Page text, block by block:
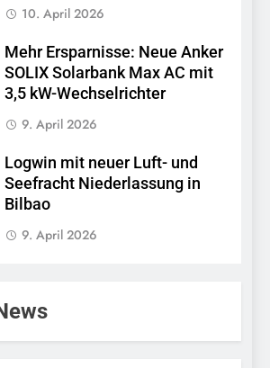
10. April 2026
Mehr Ersparnisse: Neue Anker
SOLIX Solarbank Max AC mit
3,5 kW-Wechselrichter
9. April 2026
Logwin mit neuer Luft- und
Seefracht Niederlassung in
Bilbao
9. April 2026